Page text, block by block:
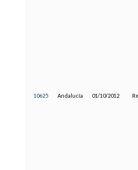
10625 Andalucía 01/10/2012